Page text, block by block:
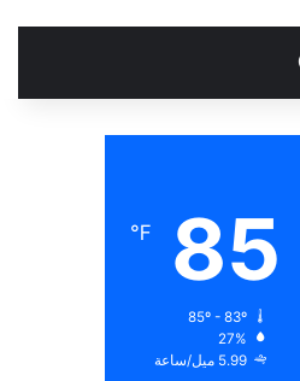
الوضع المظلم
85
℉
27%
5.99 ميل/ساعة